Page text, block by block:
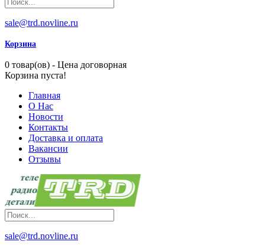
sale@trd.novline.ru
Корзина
0 товар(ов) - Цена договорная
Корзина пуста!
Главная
О Нас
Новости
Контакты
Доставка и оплата
Вакансии
Отзывы
sale@trd.novline.ru